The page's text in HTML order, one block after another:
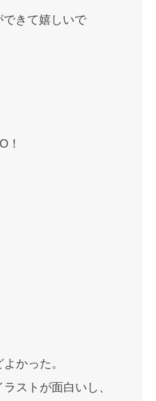
きて嬉しいで
！
かった。
ストが面白いし、